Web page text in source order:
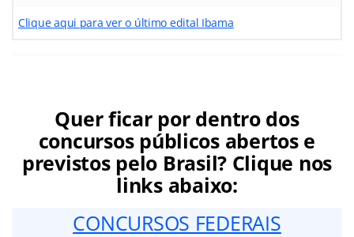
Clique aqui para ver o último edital Ibama
Quer ficar por dentro dos
concursos públicos abertos e
previstos pelo Brasil? Clique nos
links abaixo:
CONCURSOS FEDERAIS